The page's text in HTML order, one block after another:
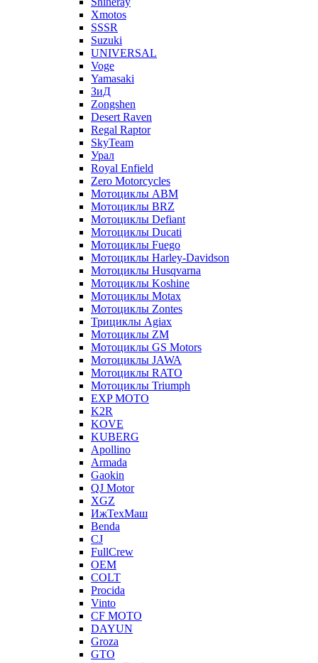
Xmotos
SSSR
Suzuki
UNIVERSAL
Voge
Yamasaki
ЗиД
Zongshen
Desert Raven
Regal Raptor
SkyTeam
Урал
Royal Enfield
Zero Motorcycles
Мотоциклы ABM
Мотоциклы BRZ
Мотоциклы Defiant
Мотоциклы Ducati
Мотоциклы Fuego
Мотоциклы Harley-Davidson
Мотоциклы Husqvarna
Мотоциклы Koshine
Мотоциклы Motax
Мотоциклы Zontes
Трициклы Agiax
Мотоциклы ZM
Мотоциклы GS Motors
Мотоциклы JAWA
Мотоциклы RATO
Мотоциклы Triumph
EXP MOTO
K2R
KOVE
KUBERG
Apollino
Armada
Gaokin
QJ Motor
XGZ
ИжТехМаш
Benda
CJ
FullCrew
OEM
COLT
Procida
Vinto
CF MOTO
DAYUN
Groza
GTO